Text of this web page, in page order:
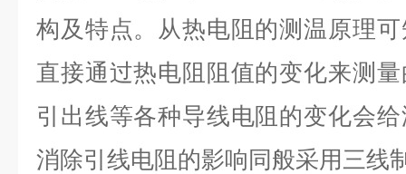
构及特点。从热电阻的测温原理
直接通过热电阻阻值的变化来测
引出线等各种导线电阻的变化会
消除引线电阻的影响同般采用三线